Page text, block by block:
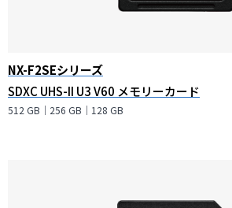
NX-F2SEシリーズ
SDXC UHS-II U3 V60 メモリーカード
512 GB｜256 GB｜128 GB